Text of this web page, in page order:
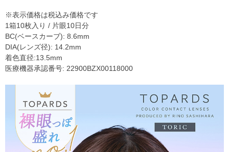
※表示価格は税込み価格です
1箱10枚入り / 片眼10日分
BC(ベースカーブ): 8.6mm
DIA(レンズ径): 14.2mm
着色直径:13.5mm
医療機器承認番号: 22900BZX00118000